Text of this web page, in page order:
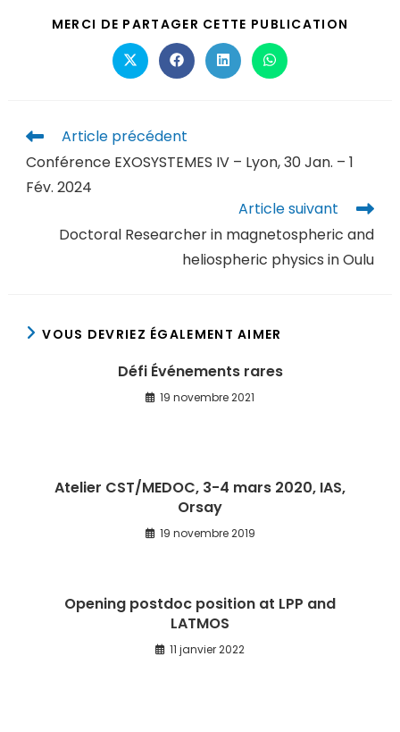
MERCI DE PARTAGER CETTE PUBLICATION
Article précédent
Conférence EXOSYSTEMES IV – Lyon, 30 Jan. – 1
Fév. 2024
Article suivant
Doctoral Researcher in magnetospheric and
heliospheric physics in Oulu
VOUS DEVRIEZ ÉGALEMENT AIMER
Défi Événements rares
19 novembre 2021
Atelier CST/MEDOC, 3-4 mars 2020, IAS,
Orsay
19 novembre 2019
Opening postdoc position at LPP and
LATMOS
11 janvier 2022